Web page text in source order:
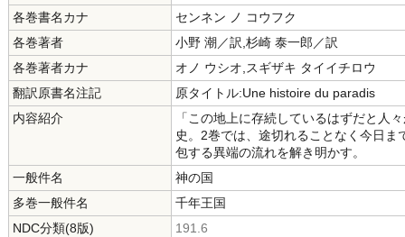
各巻書名カナ
センネン ノ コウフク
各巻著者
小野 潮／訳,杉崎 泰一郎／訳
各巻著者カナ
オノ ウシオ,スギザキ タイイチロウ
翻訳原書名注記
原タイトル:Une histoire du paradis
内容紹介
「この地上に存続しているはずだと人
史。2巻では、途切れることなく今日
包する異端の流れを解き明かす。
一般件名
神の国
多巻一般件名
千年王国
NDC分類(8版)
191.6